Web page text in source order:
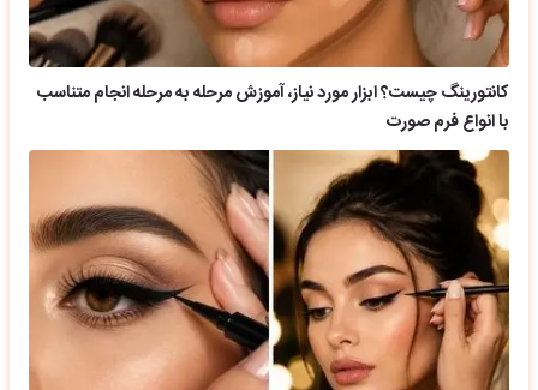
کانتورینگ چیست؟ ابزار مورد نیاز، آموزش مرحله به مرحله انجام متناسب
با انواع فرم صورت